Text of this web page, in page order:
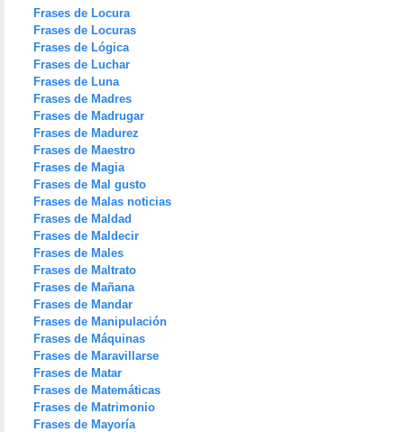
Frases de Locura
Frases de Locuras
Frases de Lógica
Frases de Luchar
Frases de Luna
Frases de Madres
Frases de Madrugar
Frases de Madurez
Frases de Maestro
Frases de Magia
Frases de Mal gusto
Frases de Malas noticias
Frases de Maldad
Frases de Maldecir
Frases de Males
Frases de Maltrato
Frases de Mañana
Frases de Mandar
Frases de Manipulación
Frases de Máquinas
Frases de Maravillarse
Frases de Matar
Frases de Matemáticas
Frases de Matrimonio
Frases de Mayoría